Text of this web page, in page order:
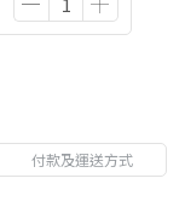
付款及運送方式